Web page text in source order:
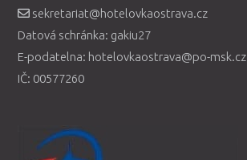
sekretariat@hotelovkaostrava.cz
Datová schránka: gakiu27
E-podatelna: hotelovkaostrava@po-msk.cz
IČ: 00577260